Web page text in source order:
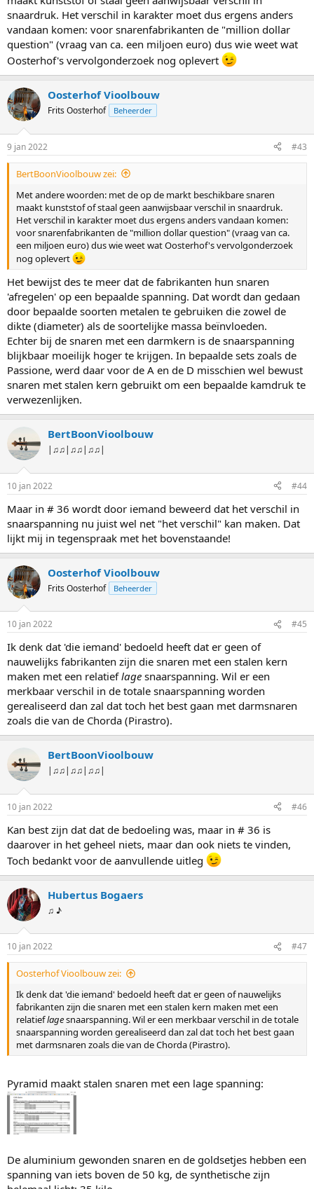
snaardruk. Het verschil in karakter moet dus ergens anders
vandaan komen: voor snarenfabrikanten de "million dollar
question" (vraag van ca. een miljoen euro) dus wie weet wat
Oosterhof's vervolgonderzoek nog oplevert
Oosterhof Vioolbouw
Frits Oosterhof Beheerder
9 jan 2022 #43
BertBoonVioolbouw zei:
Met andere woorden: met de op de markt beschikbare snaren
maakt kunststof of staal geen aanwijsbaar verschil in snaardruk.
Het verschil in karakter moet dus ergens anders vandaan komen:
voor snarenfabrikanten de "million dollar question" (vraag van ca.
een miljoen euro) dus wie weet wat Oosterhof's vervolgonderzoek
nog oplevert
Het bewijst des te meer dat de fabrikanten hun snaren
'afregelen' op een bepaalde spanning. Dat wordt dan gedaan
door bepaalde soorten metalen te gebruiken die zowel de
dikte (diameter) als de soortelijke massa beïnvloeden.
Echter bij de snaren met een darmkern is de snaarspanning
blijkbaar moeilijk hoger te krijgen. In bepaalde sets zoals de
Passione, werd daar voor de A en de D misschien wel bewust
snaren met stalen kern gebruikt om een bepaalde kamdruk te
verwezenlijken.
BertBoonVioolbouw
|♫♫|♫♫|♫♫|
10 jan 2022 #44
Maar in # 36 wordt door iemand beweerd dat het verschil in
snaarspanning nu juist wel net "het verschil" kan maken. Dat
lijkt mij in tegenspraak met het bovenstaande!
Oosterhof Vioolbouw
Frits Oosterhof Beheerder
10 jan 2022 #45
Ik denk dat 'die iemand' bedoeld heeft dat er geen of
nauwelijks fabrikanten zijn die snaren met een stalen kern
maken met een relatieflage snaarspanning. Wil er een
merkbaar verschil in de totale snaarspanning worden
gerealiseerd dan zal dat toch het best gaan met darmsnaren
zoals die van de Chorda (Pirastro).
BertBoonVioolbouw
|♫♫|♫♫|♫♫|
10 jan 2022 #46
Kan best zijn dat dat de bedoeling was, maar in # 36 is
daarover in het geheel niets, maar dan ook niets te vinden,
Toch bedankt voor de aanvullende uitleg
Hubertus Bogaers
♫ ♪
10 jan 2022 #47
Oosterhof Vioolbouw zei:
Ik denk dat 'die iemand' bedoeld heeft dat er geen of nauwelijks
fabrikanten zijn die snaren met een stalen kern maken met een
relatieflagesnaarspanning. Wil er een merkbaar verschil in de totale
snaarspanning worden gerealiseerd dan zal dat toch het best gaan
met darmsnaren zoals die van de Chorda (Pirastro).
Pyramid maakt stalen snaren met een lage spanning:
De aluminium gewonden snaren en de goldsetjes hebben een
spanning van iets boven de 50 kg, de synthetische zijn